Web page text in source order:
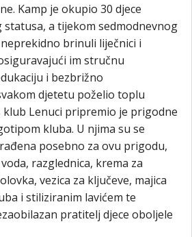
Kamp je okupio 30 djece
a tijekom sedmodnevnog
brinuli liječnici i
im stručnu
i bezbrižno
djetetu poželio toplu
Lenuci pripremio je prigodne
kluba. U njima su se
posebno za ovu prigodu,
razglednica, krema za
vezica za ključeve, majica
i stiliziranim lavićem te
pratitelj djece oboljele